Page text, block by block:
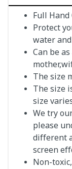
Full Hand
Protect
water
Can be
The size
The size
size
We try
please
different
screen
Non-